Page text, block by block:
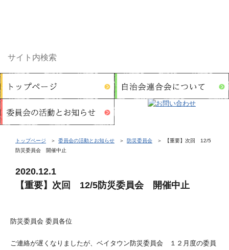
トップページ 委員会の活動とお知らせ 防災委員会
【重要】次回 12/5
防災委員会 開催中止
2020.12.1
【重要】次回 12/5防災委員会 開催中止
防災委員会 委員各位
ご連絡が遅くなりましたが、ベイタウン防災委員会 １２月度の委員